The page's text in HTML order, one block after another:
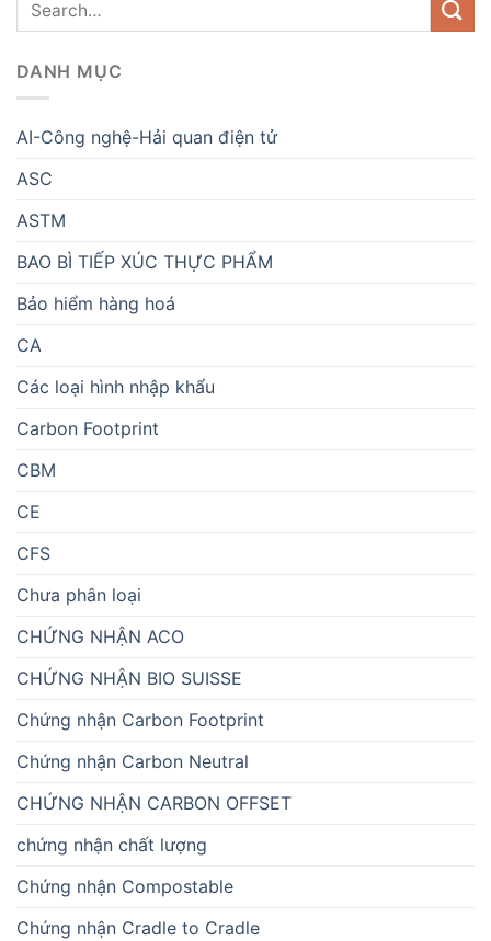
DANH MỤC
AI-Công nghệ-Hải quan điện tử
ASC
ASTM
BAO BÌ TIẾP XÚC THỰC PHẨM
Bảo hiểm hàng hoá
CA
Các loại hình nhập khẩu
Carbon Footprint
CBM
CE
CFS
Chưa phân loại
CHỨNG NHẬN ACO
CHỨNG NHẬN BIO SUISSE
Chứng nhận Carbon Footprint
Chứng nhận Carbon Neutral
CHỨNG NHẬN CARBON OFFSET
chứng nhận chất lượng
Chứng nhận Compostable
Chứng nhận Cradle to Cradle